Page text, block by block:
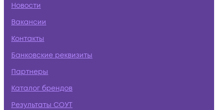
Новости
Вакансии
Контакты
Банковские реквизиты
Партнеры
Каталог брендов
Результаты СОУТ